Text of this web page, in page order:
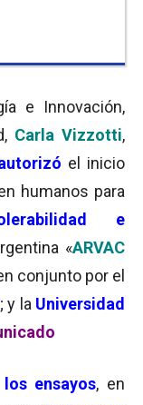
e Innovación,
Carla Vizzotti,
el inicio
humanos para
e
«ARVAC
conjunto por el
; y la Universidad
ensayos, en